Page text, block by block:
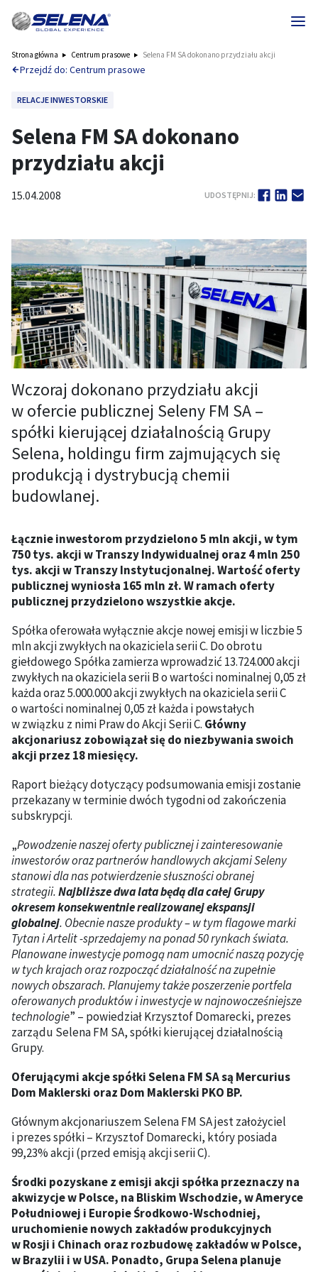
Strona główna Centrum prasowe Selena FM SA dokonano przydziału akcji
Przejdź do: Centrum prasowe
RELACJE INWESTORSKIE
Selena FM SA dokonano
przydziału akcji
15.04.2008 UDOSTĘPNIJ:
Wczoraj dokonano przydziału akcji
w ofercie publicznej Seleny FM SA –
spółki kierującej działalnością Grupy
Selena, holdingu firm zajmujących się
produkcją i dystrybucją chemii
budowlanej.
Łącznie inwestorom przydzielono 5 mln akcji, w tym
750 tys. akcji w Transzy Indywidualnej oraz 4 mln 250
tys. akcji w Transzy Instytucjonalnej. Wartość oferty
publicznej wyniosła 165 mln zł. W ramach oferty
publicznej przydzielono wszystkie akcje.
Spółka oferowała wyłącznie akcje nowej emisji w liczbie 5
mln akcji zwykłych na okaziciela serii C. Do obrotu
giełdowego Spółka zamierza wprowadzić 13.724.000 akcji
zwykłych na okaziciela serii B o wartości nominalnej 0,05 zł
każda oraz 5.000.000 akcji zwykłych na okaziciela serii C
o wartości nominalnej 0,05 zł każda i powstałych
w związku z nimi Praw do Akcji Serii C. Główny
akcjonariusz zobowiązał się do niezbywania swoich
akcji przez 18 miesięcy.
Raport bieżący dotyczący podsumowania emisji zostanie
przekazany w terminie dwóch tygodni od zakończenia
subskrypcji.
„Powodzenie naszej oferty publicznej i zainteresowanie
inwestorów oraz partnerów handlowych akcjami Seleny
stanowi dla nas potwierdzenie słuszności obranej
strategii.Najbliższe dwa lata będą dla całej Grupy
okresem konsekwentnie realizowanej ekspansji
globalnej. Obecnie nasze produkty – w tym flagowe marki
Tytan i Artelit -sprzedajemy na ponad 50 rynkach świata.
Planowane inwestycje pomogą nam umocnić naszą pozycję
w tych krajach oraz rozpocząć działalność na zupełnie
nowych obszarach. Planujemy także poszerzenie portfela
oferowanych produktów i inwestycje w najnowocześniejsze
technologie” – powiedział Krzysztof Domarecki, prezes
zarządu Selena FM SA, spółki kierującej działalnością
Grupy.
Oferującymi akcje spółki Selena FM SA są Mercurius
Dom Maklerski oraz Dom Maklerski PKO BP.
Głównym akcjonariuszem Selena FM SA jest założyciel
i prezes spółki – Krzysztof Domarecki, który posiada
99,23% akcji (przed emisją akcji serii C).
Środki pozyskane z emisji akcji spółka przeznaczy na
akwizycje w Polsce, na Bliskim Wschodzie, w Ameryce
Południowej i Europie Środkowo-Wschodniej,
uruchomienie nowych zakładów produkcyjnych
w Rosji i Chinach oraz rozbudowę zakładów w Polsce,
w Brazylii i w USA. Ponadto, Grupa Selena planuje